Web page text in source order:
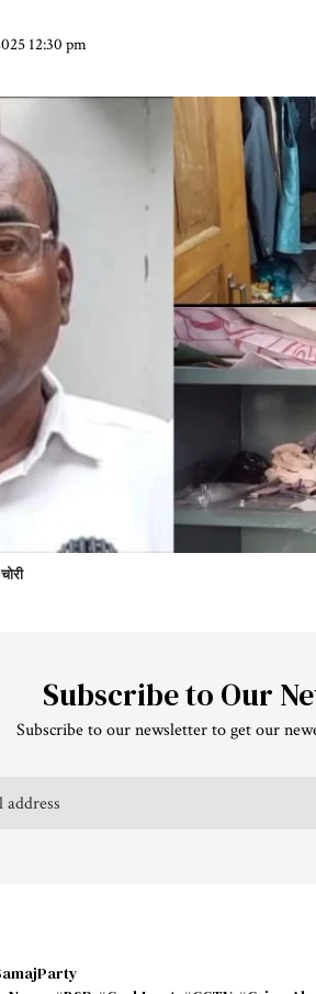
12:30 pm
Subscribe to Our
Subscribe to our newsletter to get our